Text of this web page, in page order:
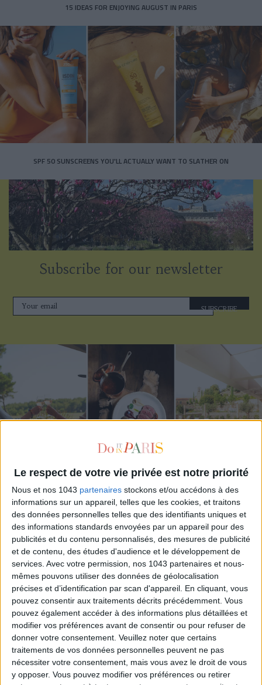
Le respect de votre vie privée est notre priorité
Nous et nos 1043 partenaires stockons et/ou accédons à des
informations sur un appareil, telles que les cookies, et traitons
des données personnelles telles que des identifiants uniques et
des informations standards envoyées par un appareil pour des
publicités et du contenu personnalisés, des mesures de publicité
et de contenu, des études d'audience et le développement de
services. Avec votre permission, nos 1043 partenaires et nous-
mêmes pouvons utiliser des données de géolocalisation
précises et d’identification par scan d'appareil. En cliquant, vous
pouvez consentir aux traitements décrits précédemment. Vous
pouvez également accéder à des informations plus détaillées et
modifier vos préférences avant de consentir ou pour refuser de
donner votre consentement. Veuillez noter que certains
traitements de vos données personnelles peuvent ne pas
nécessiter votre consentement, mais vous avez le droit de vous
y opposer. Vous pouvez modifier vos préférences ou retirer
15 IDEAS FOR ENJOYING AUGUST IN PARIS
SPF 50 SUNSCREENS YOU'LL ACTUALLY WANT TO SLATHER ON
Subscribe for our newsletter
SUBSCRIBE
THE BEST HOTELS FOR A SPA AND GASTRONOMY WEEKEND
THE MOST STYLISH LUGGAGE FOR TRAVELING IN STYLE